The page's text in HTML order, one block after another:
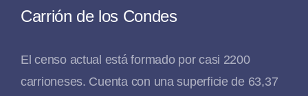
Carrión de los Condes
El censo actual está formado por casi 2200
carrioneses. Cuenta con una superficie de 63,37